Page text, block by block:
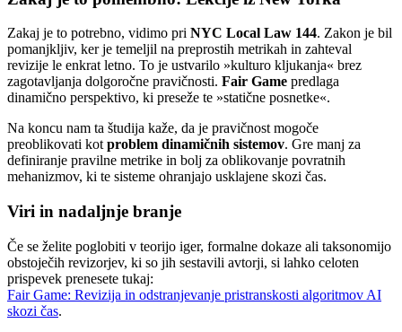
Zakaj je to potrebno, vidimo pri NYC Local Law 144. Zakon je bil
pomanjkljiv, ker je temeljil na preprostih metrikah in zahteval
revizije le enkrat letno. To je ustvarilo »kulturo kljukanja« brez
zagotavljanja dolgoročne pravičnosti. Fair Game predlaga
dinamično perspektivo, ki preseže te »statične posnetke«.
Na koncu nam ta študija kaže, da je pravičnost mogoče
preoblikovati kot problem dinamičnih sistemov. Gre manj za
definiranje pravilne metrike in bolj za oblikovanje povratnih
mehanizmov, ki te sisteme ohranjajo usklajene skozi čas.
Viri in nadaljnje branje
Če se želite poglobiti v teorijo iger, formalne dokaze ali taksonomijo
obstoječih revizorjev, ki so jih sestavili avtorji, si lahko celoten
prispevek prenesete tukaj:
Fair Game: Revizija in odstranjevanje pristranskosti algoritmov AI
skozi čas.